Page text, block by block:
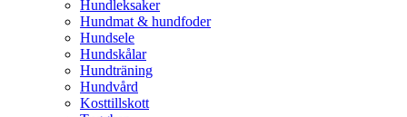
Hundleksaker
Hundmat & hundfoder
Hundsele
Hundskålar
Hundträning
Hundvård
Kosttillskott